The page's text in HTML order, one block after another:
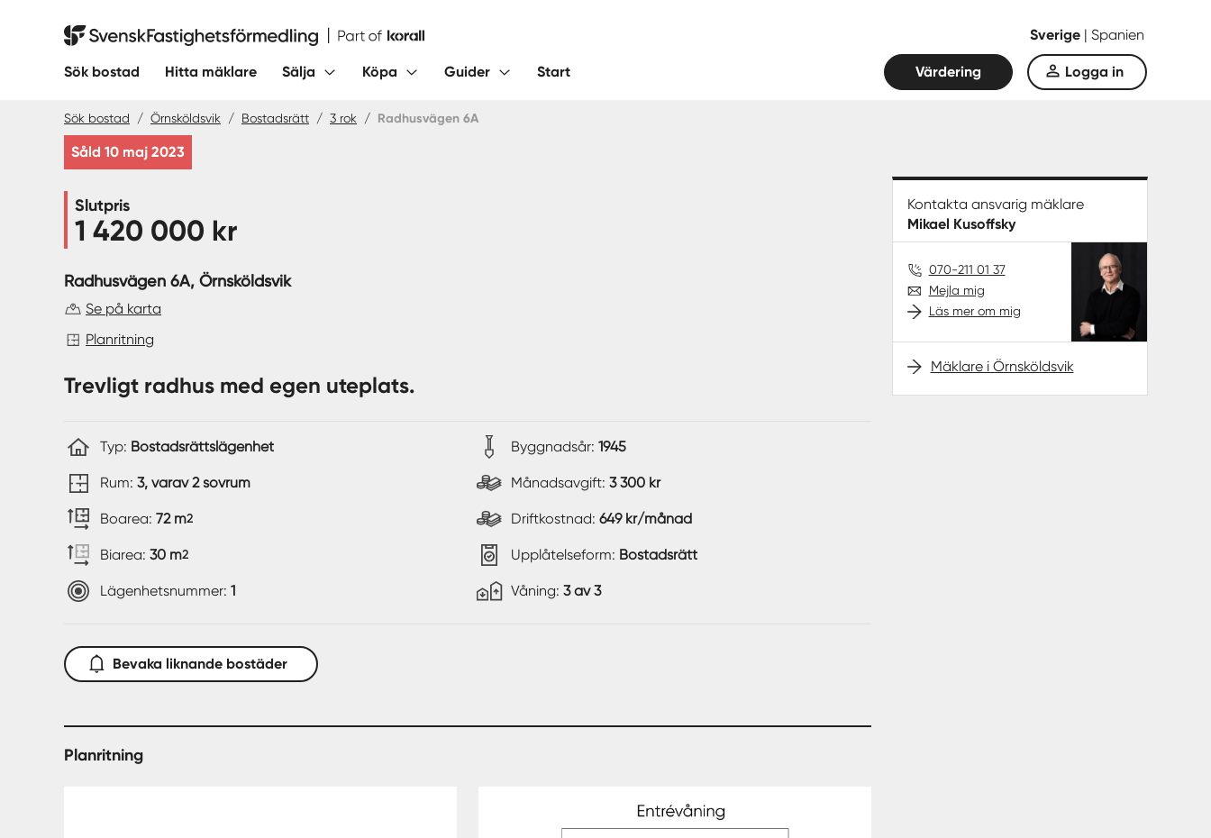
Svensk Fastighetsförmedling Sverige | Spanien
Sök bostad Hitta mäklare Sälja Köpa Guider Start Värdering Logga in
Sök bostad / Örnsköldsvik / Bostadsrätt / 3 rok / Radhusvägen 6A
Såld 10 maj 2023
Kontakta ansvarig mäklare
Mikael Kusoffsky
070-211 01 37
Mejla mig
Läs mer om mig
Mäklare i Örnsköldsvik
Slutpris
1 420 000 kr
Radhusvägen 6A, Örnsköldsvik
Se på karta
Planritning
Trevligt radhus med egen uteplats.
Typ: Bostadsrättslägenhet
Rum: 3, varav 2 sovrum
Boarea: 72 m2
Biarea: 30 m2
Lägenhetsnummer: 1
Byggnadsår: 1945
Månadsavgift: 3 300 kr
Driftkostnad: 649 kr/månad
Upplåtelseform: Bostadsrätt
Våning: 3 av 3
Bevaka liknande bostäder
Planritning